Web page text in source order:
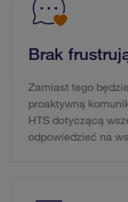
Brak
Zamiast tego
proaktywną
HTS dotyczącą
odpowiedzieć na